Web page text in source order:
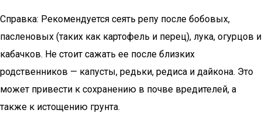
Справка: Рекомендуется сеять репу после бобовых,
пасленовых (таких как картофель и перец), лука, огурцов и
кабачков. Не стоит сажать ее после близких
родственников — капусты, редьки, редиса и дайкона. Это
может привести к сохранению в почве вредителей, а
также к истощению грунта.